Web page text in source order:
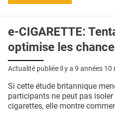
e-CIGARETTE:
optimise les
Actualité publiée il y a 9 années 10
Si cette étude britannique
participants ne peut pas isoler
cigarettes, elle montre